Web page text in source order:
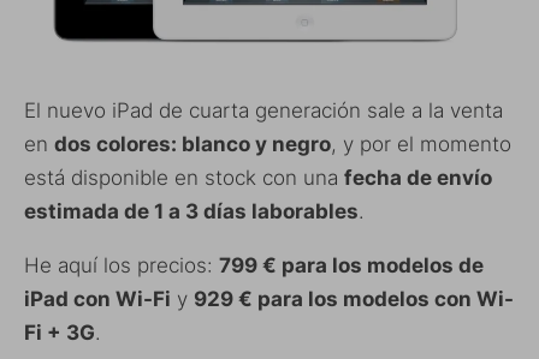
El nuevo iPad de cuarta generación sale a la venta
en dos colores: blanco y negro, y por el momento
está disponible en stock con una fecha de envío
estimada de 1 a 3 días laborables.
He aquí los precios: 799 € para los modelos de
iPad con Wi-Fi y 929 € para los modelos con Wi-
Fi + 3G.